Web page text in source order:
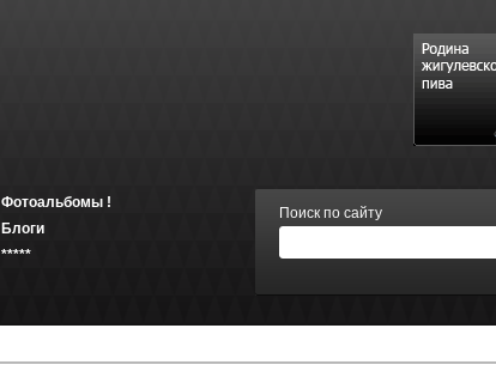
Фотоальбомы !
Блоги
*****
Поиск по сайту